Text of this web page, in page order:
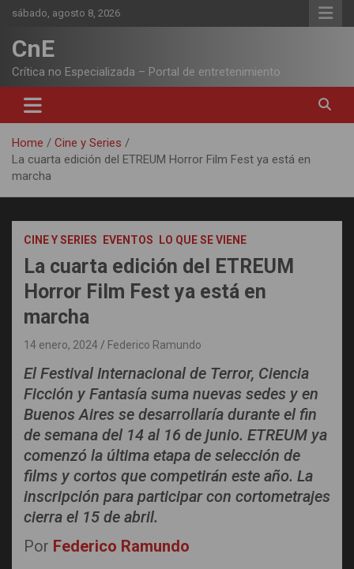
Skip
content
sábado, agosto 8, 2026
CnE
Crítica no Especializada – Portal de entretenimiento
Home
Cine y Series
La cuarta edición del ETREUM Horror Film Fest ya está en
marcha
CINE Y SERIES EVENTOS LO QUE SE VIENE
La cuarta edición del ETREUM
Horror Film Fest ya está en
marcha
14 enero, 2024 Federico Ramundo
El Festival Internacional de Terror, Ciencia
Ficción y Fantasía suma nuevas sedes y en
Buenos Aires se desarrollaría durante el fin
de semana del 14 al 16 de junio. ETREUM ya
comenzó la última etapa de selección de
films y cortos que competirán este año. La
inscripción para participar con cortometrajes
cierra el 15 de abril.
Por Federico Ramundo